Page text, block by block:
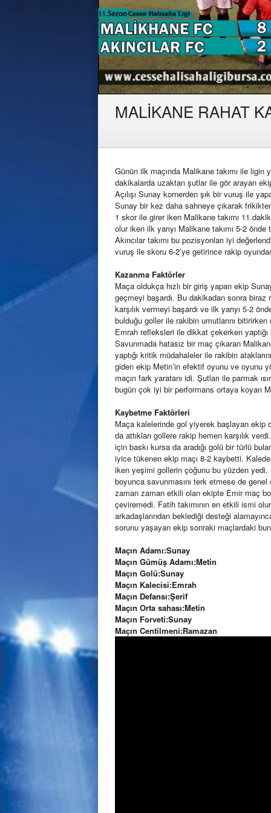
MALİKANE RAHAT
Günün ilk maçında Malikane takımı ile ligin
dakikalarda uzaktan şutlar ile gör arayan
Açılışı Sunay kornerden şık bir vuruş ile
Sunay bir kez daha sahneye çıkarak
1 skor ile girer iken Malikane takımı
olur iken ilk yarıyı Malikane takımı 5-2
Akıncılar takımı bu pozisyonları iyi
vuruş ile skoru 6-2’ye getirince rakip
Kazanma Faktörler
Maça oldukça hızlı bir giriş yapan ekip
geçmeyi başardı. Bu dakikadan sonra biraz
karşılık vermeyi başardı ve ilk yarıyı 5-2
bulduğu goller ile rakibin umutlarını
Emrah refleksleri ile dikkat çekerken
Savunmada hatasız bir maç çıkaran
yaptığı kritik müdahaleler ile rakibin
giden ekip Metin’in efektif oyunu ve oyunu
maçın fark yaratanı idi. Şutları ile parmak
bugün çok iyi bir performans ortaya koyan
Kaybetme Faktörleri
Maça kalelerinde gol yiyerek başlayan ekip
da attıkları gollere rakip hemen karşılık
için baskı kursa da aradığı golü bir türlü
iyice tükenen ekip maçı 8-2 kaybetti.
iken yeşimi gollerin çoğunu bu yüzden
boyunca savunmasını terk etmese de
zaman zaman etkili olan ekipte Emir maç
çeviremedi. Fatih takımının en etkili ismi
arkadaşlarından beklediği desteği
sorunu yaşayan ekip sonraki maçlardaki
Maçın Adamı:Sunay
Maçın Gümüş Adamı:Metin
Maçın Golü:Sunay
Maçın Kalecisi:Emrah
Maçın Defansı:Şerif
Maçın Orta sahası:Metin
Maçın Forveti:Sunay
Maçın Centilmeni:Ramazan